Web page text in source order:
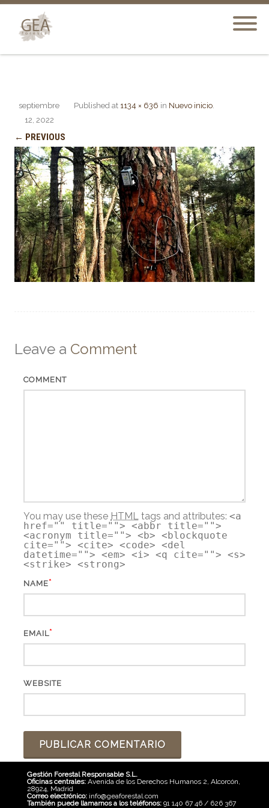
Published
septiembre
12, 2022
at 1134 × 636 in Nuevo inicio.
← PREVIOUS
Leave a Comment
COMMENT
You may use these HTML tags and attributes: <a
href="" title=""> <abbr title="">
<acronym title=""> <b> <blockquote
cite=""> <cite> <code> <del
datetime=""> <em> <i> <q cite=""> <s>
<strike> <strong>
NAME*
EMAIL*
WEBSITE
Gestión Forestal Responsable S.L.
Oficinas centrales: Avenida de los Derechos Humanos 2, Alcorcón,
28924, Madrid
Correo electrónico: info@geaforestal.com
También puede llamarnos a los teléfonos: 91 140 67 46 / 626 367